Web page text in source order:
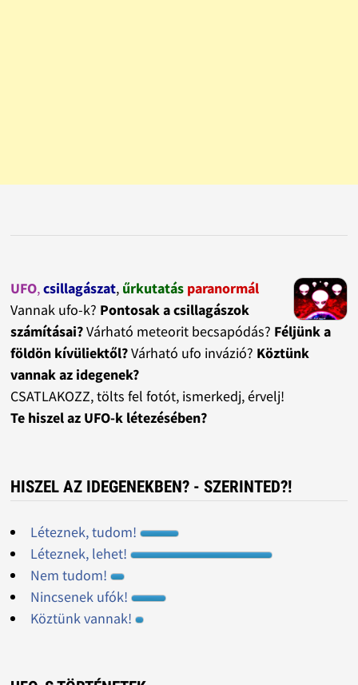
UFO,csillagászat, űrkutatás paranormál
Vannak ufo-k? Pontosak a csillagászok
számításai?Várható meteorit becsapódás? Féljünk a
földön kívüliektől?Várható ufo invázió? Köztünk
vannak az idegenek?
CSATLAKOZZ, tölts fel fotót, ismerkedj, érvelj!
Te hiszel az UFO-k létezésében?
HISZEL AZ IDEGENEKBEN? - SZERINTED?!
Léteznek, tudom!
Léteznek, lehet!
Nem tudom!
Nincsenek ufók!
Köztünk vannak!